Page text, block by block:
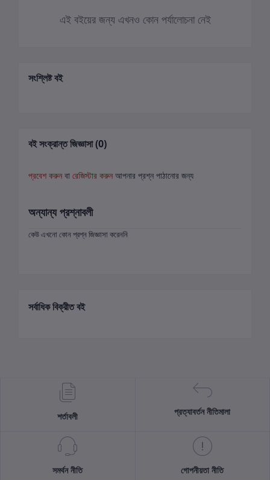
এই বইয়ের জন্য এখনও কোন পর্যালোচনা নেই
সংশ্লিষ্ট বই
বই সংক্রান্ত জিজ্ঞাসা (0)
প্রবেশ করুন বা রেজিস্টার করুন আপনার প্রশ্ন পাঠানোর জন্য
অন্যান্য প্রশ্নাবলী
কেউ এখনো কোন প্রশ্ন জিজ্ঞাসা করেননি
সর্বাধিক বিক্রীত বই
শর্তাবলী প্রত্যাবর্তন নীতিমালা
সমর্থন নীতি গোপনীয়তা নীতি